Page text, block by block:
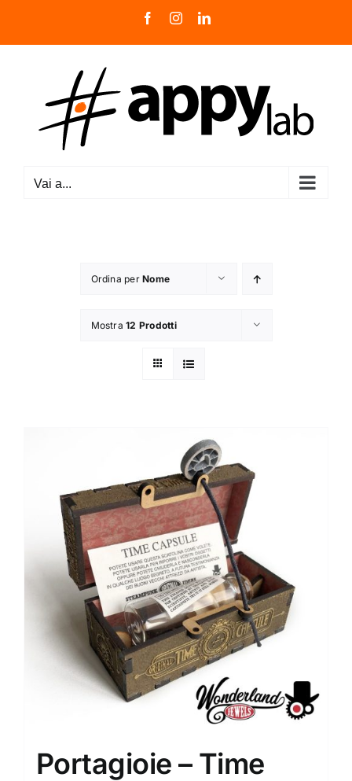
FacebookInstagramLinkedIn
Vai a...
Ordina perNome
Mostra12 Prodotti
Portagioie – Time